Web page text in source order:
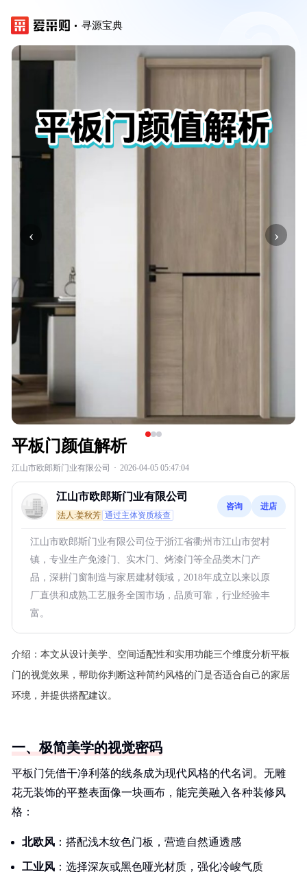
寻源宝典
‹ ›
平板门颜值解析
江山市欧郎斯门业有限公司 · 2026-04-05 05:47:04
江山市欧郎斯门业有限公司
法人:姜秋芳 通过主体资质核查
咨询 进店
江山市欧郎斯门业有限公司位于浙江省衢州市江山市贺村
镇，专业生产免漆门、实木门、烤漆门等全品类木门产
品，深耕门窗制造与家居建材领域，2018年成立以来以原
厂直供和成熟工艺服务全国市场，品质可靠，行业经验丰
富。
介绍： 本文从设计美学、空间适配性和实用功能三个维度分析平板
门的视觉效果，帮助你判断这种简约风格的门是否适合自己的家居
环境，并提供搭配建议。
一、极简美学的视觉密码
平板门凭借干净利落的线条成为现代风格的代名词。无雕
花无装饰的平整表面像一块画布，能完美融入各种装修风
格：
北欧风 ：搭配浅木纹色门板，营造自然通透感
工业风 ：选择深灰或黑色哑光材质，强化冷峻气质